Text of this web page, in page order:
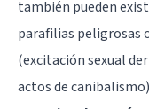
también pueden
parafilias peligrosas
(excitación sexual
actos de